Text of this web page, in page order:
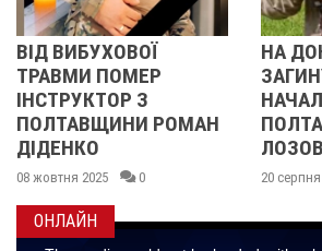
НА ДОНЕЧЧИНІ
ЗАГИНУВ ЗАСТУПНИК
НАЧАЛЬНИКА ШТАБУ З
ПОЛТАВЩИНИ СЕРГІЙ
ЛОЗОВСЬКИЙ
20 серпня 2025
ОНЛАЙН